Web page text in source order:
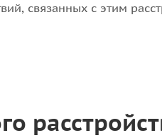
связанных с этим